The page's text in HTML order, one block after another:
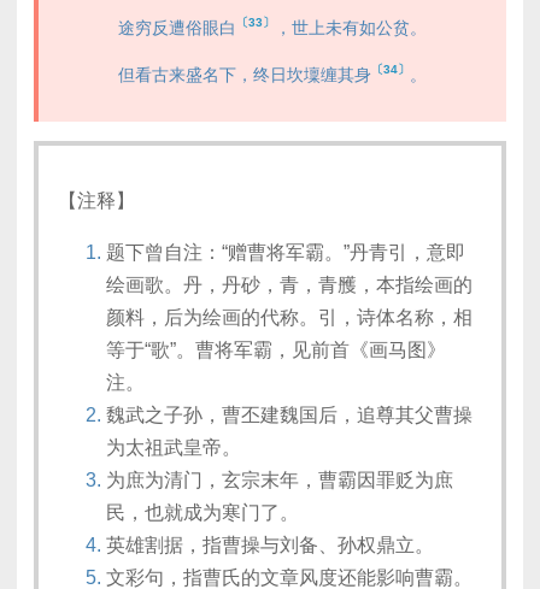
途穷反遭俗眼白 〔33〕 ，世上未有如公贫。
但看古来盛名下，终日坎壈缠其身 〔34〕 。
【注释】
题下曾自注：“赠曹将军霸。”丹青引，意即
绘画歌。丹，丹砂，青，青雘，本指绘画的
颜料，后为绘画的代称。引，诗体名称，相
等于“歌”。曹将军霸，见前首《画马图》
注。
魏武之子孙，曹丕建魏国后，追尊其父曹操
为太祖武皇帝。
为庶为清门，玄宗末年，曹霸因罪贬为庶
民，也就成为寒门了。
英雄割据，指曹操与刘备、孙权鼎立。
文彩句，指曹氏的文章风度还能影响曹霸。